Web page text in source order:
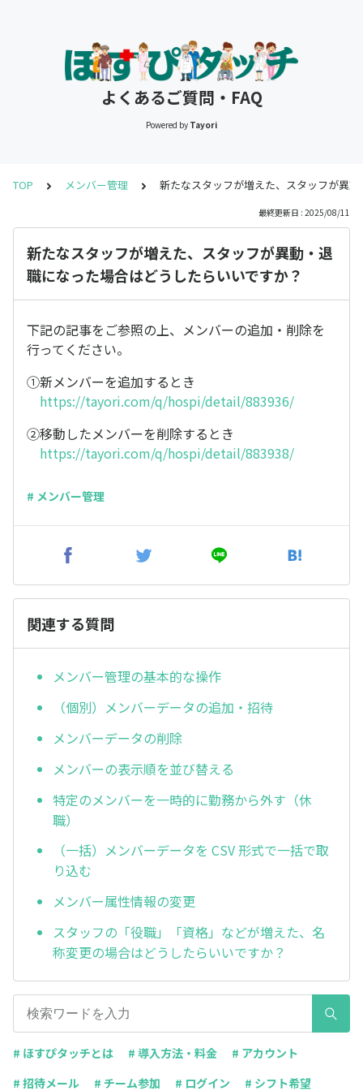
よくあるご質問・FAQ
Powered by Tayori
TOP メンバー管理 新たなスタッフが増えた、スタッフが異
最終更新日 : 2025/08/11
新たなスタッフが増えた、スタッフが異動・退
職になった場合はどうしたらいいですか？
下記の記事をご参照の上、メンバーの追加・削除を
行ってください。
①新メンバーを追加するとき
https://tayori.com/q/hospi/detail/883936/
②移動したメンバーを削除するとき
https://tayori.com/q/hospi/detail/883938/
# メンバー管理
関連する質問
メンバー管理の基本的な操作
（個別）メンバーデータの追加・招待
メンバーデータの削除
メンバーの表示順を並び替える
特定のメンバーを一時的に勤務から外す（休
職）
（一括）メンバーデータを CSV 形式で一括で取
り込む
メンバー属性情報の変更
スタッフの「役職」「資格」などが増えた、名
称変更の場合はどうしたらいいですか？
# ほすぴタッチとは # 導入方法・料金
# アカウント
# 招待メール
# チーム参加 # ログイン # シフト希望